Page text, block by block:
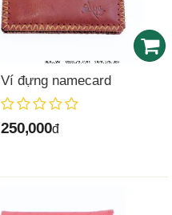
Ví đựng namecard
250,000đ